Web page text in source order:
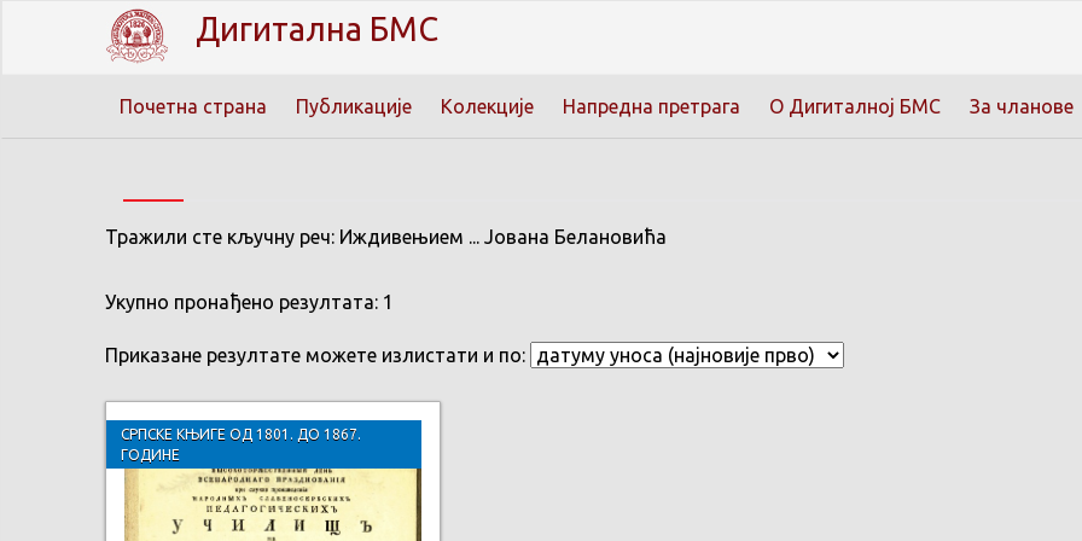
Дигитална БМС
Почетна страна Публикације Колекције Напредна претрага О Дигиталној БМС За чланове
Тражили сте кључну реч: Иждивењием ... Јована Белановића
Укупно пронађено резултата: 1
Приказане резултате можете излистати и по:
СРПСКЕ КЊИГЕ ОД 1801. ДО 1867.
ГОДИНЕ